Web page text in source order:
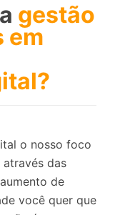
gestão
em
o nosso foco
das
de
você quer que